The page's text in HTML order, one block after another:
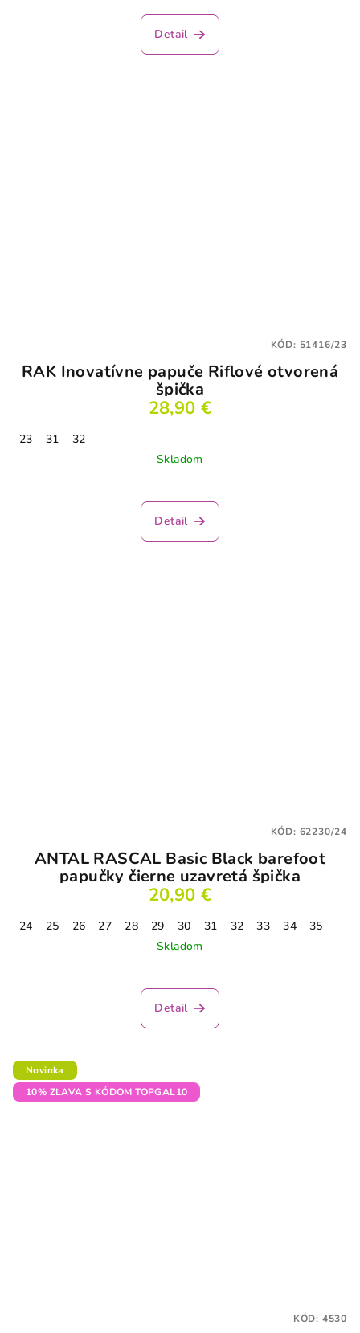
Detail
RAK Inovatívne papuče Riflové otvorená
špička
28,90 €
23 31
32
Skladom
Detail
KÓD: 51416/23
ANTAL RASCAL Basic Black barefoot
papučky čierne uzavretá špička
20,90 €
24 25 26 27 28 29 30 31 32 33 34
35
Skladom
Detail
KÓD: 62230/24
Novinka
10% ZĽAVA S KÓDOM TOPGAL10
KÓD: 4530